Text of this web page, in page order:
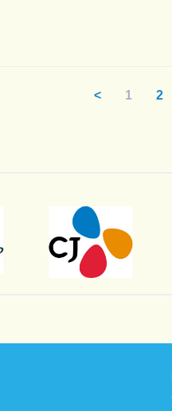
< 1 2